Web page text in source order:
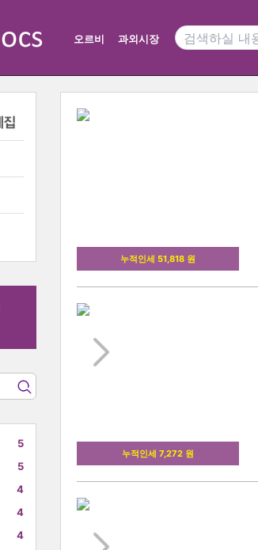
오르비 과외시장
5
5
4
4
4
누적인세 51,818 원
누적인세 7,272 원